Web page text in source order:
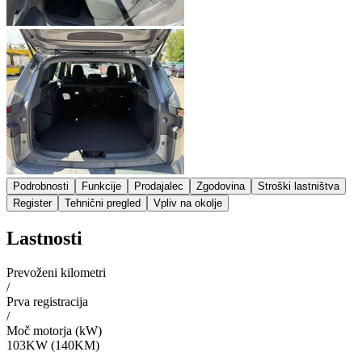
Podrobnosti Funkcije Prodajalec Zgodovina
Stroški lastništva
Register
Tehnični pregled Vpliv na okolje
Lastnosti
Prevoženi kilometri
/
Prva registracija
/
Moč motorja (kW)
103KW (140KM)